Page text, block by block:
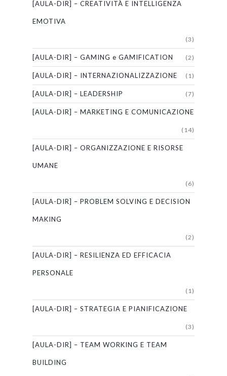
[AULA-DIR] – CREATIVITÀ E INTELLIGENZA
EMOTIVA
(3)
[AULA-DIR] – GAMING e GAMIFICATION (2)
[AULA-DIR] – INTERNAZIONALIZZAZIONE (1)
[AULA-DIR] – LEADERSHIP (7)
[AULA-DIR] – MARKETING E COMUNICAZIONE
(14)
[AULA-DIR] – ORGANIZZAZIONE E RISORSE
UMANE
(6)
[AULA-DIR] – PROBLEM SOLVING E DECISION
MAKING
(2)
[AULA-DIR] – RESILIENZA ED EFFICACIA
PERSONALE
(1)
[AULA-DIR] – STRATEGIA E PIANIFICAZIONE
(3)
[AULA-DIR] – TEAM WORKING E TEAM
BUILDING